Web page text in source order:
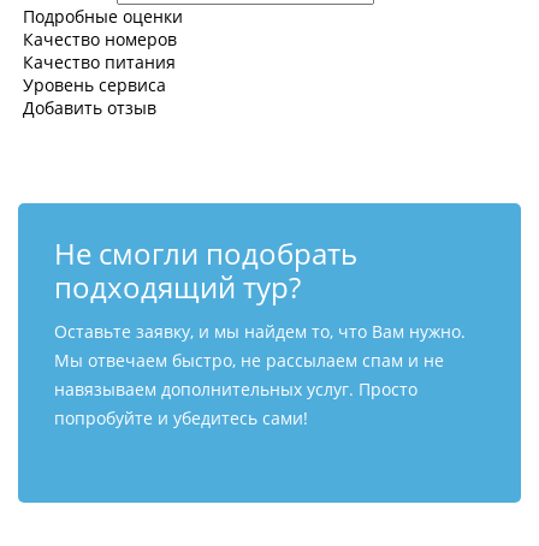
Подробные оценки
Качество номеров
Качество питания
Уровень сервиса
Добавить отзыв
Не смогли подобрать
подходящий тур?
Оставьте заявку, и мы найдем то, что Вам нужно.
Мы отвечаем быстро, не рассылаем спам и не
навязываем дополнительных услуг. Просто
попробуйте и убедитесь сами!